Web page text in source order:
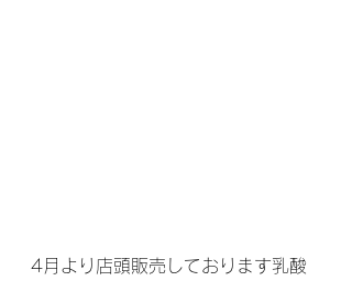
4月より店頭販売しております乳酸